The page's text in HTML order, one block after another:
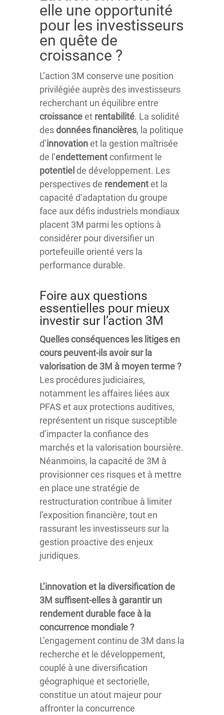
elle une opportunité
pour les investisseurs
en quête de
croissance ?
L’action 3M conserve une position
privilégiée auprès des investisseurs
recherchant un équilibre entre
croissanceet rentabilité. La solidité
desdonnées financières, la politique
d’innovationet la gestion maîtrisée
de l’endettementconfirment le
potentiel de développement. Les
perspectives de rendementet la
capacité d’adaptation du groupe
face aux défis industriels mondiaux
placent 3M parmi les options à
considérer pour diversifier un
portefeuille orienté vers la
performance durable.
Foire aux questions
essentielles pour mieux
investir sur l’action 3M
Quelles conséquences les litiges en
cours peuvent-ils avoir sur la
valorisation de 3M à moyen terme ?
Les procédures judiciaires,
notamment les affaires liées aux
PFAS et aux protections auditives,
représentent un risque susceptible
d’impacter la confiance des
marchés et la valorisation boursière.
Néanmoins, la capacité de 3M à
provisionner ces risques et à mettre
en place une stratégie de
restructuration contribue à limiter
l’exposition financière, tout en
rassurant les investisseurs sur la
gestion proactive des enjeux
juridiques.
L’innovation et la diversification de
3M suffisent-elles à garantir un
rendement durable face à la
concurrence mondiale ?
L’engagement continu de 3M dans la
recherche et le développement,
couplé à une diversification
géographique et sectorielle,
constitue un atout majeur pour
affronter la concurrence